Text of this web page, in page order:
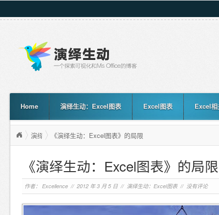
Home 演绎生动：Excel图表 Excel图表 Excel相
演绎生动：Excel图表
<
《演绎生动：Excel图表》的局限
《演绎生动：Excel图表》的局限
作者： Excellence // 2012 年 3 月 5 日 // 演绎生动：Excel图表// 没有评论